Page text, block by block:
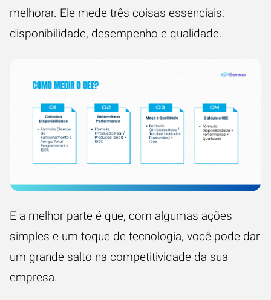
melhorar. Ele mede três coisas essenciais:
disponibilidade, desempenho e qualidade.
E a melhor parte é que, com algumas ações
simples e um toque de tecnologia, você pode dar
um grande salto na competitividade da sua
empresa.